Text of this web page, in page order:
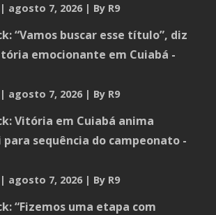
agosto 7, 2026 By R9
“Vamos buscar esse título”, diz
emocionante em Cuiabá -
agosto 7, 2026 By R9
Vitória em Cuiabá anima
para sequência do campeonato -
agosto 7, 2026 By R9
“Fizemos uma etapa com